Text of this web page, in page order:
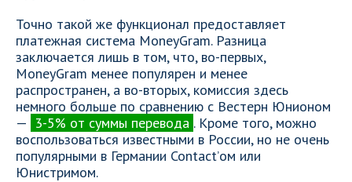
Точно такой же функционал предоставляет
платежная система MoneyGram. Разница
заключается лишь в том, что, во-первых,
MoneyGram менее популярен и менее
распространен, а во-вторых, комиссия здесь
немного больше по сравнению с Вестерн Юнионом
— 3-5% от суммы перевода . Кроме того, можно
воспользоваться известными в России, но не очень
популярными в Германии Contact’ом или
Юнистримом.